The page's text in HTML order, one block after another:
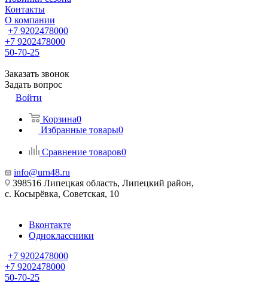
Контакты
О компании
+7 9202478000
+7 9202478000
50-70-25
Заказать звонок
Задать вопрос
Войти
Корзина0
Избранные товары0
Сравнение товаров0
info@urn48.ru
398516 Липецкая область, Липецкий район,
с. Косырёвка, Советская, 10
Вконтакте
Одноклассники
+7 9202478000
+7 9202478000
50-70-25